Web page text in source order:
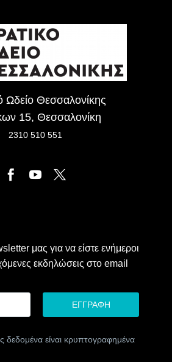
Ωδείο Θεσσαλονίκης
15, Θεσσαλονίκη
2310 510 551
μας για να είστε ενήμεροι
εκδηλώσεις στο email
είναι κρυπτογραφημένα